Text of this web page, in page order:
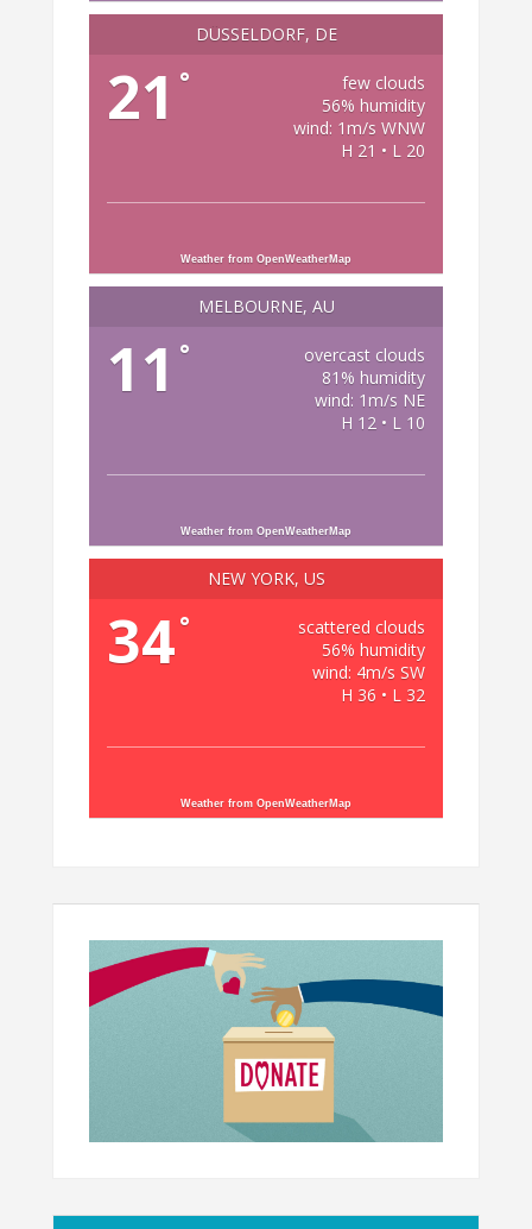
DÜSSELDORF, DE
21 °
few clouds
56% humidity
wind: 1m/s WNW
H 21 • L 20
Weather from OpenWeatherMap
MELBOURNE, AU
11 °
overcast clouds
81% humidity
wind: 1m/s NE
H 12 • L 10
Weather from OpenWeatherMap
NEW YORK, US
34°
scattered clouds
56% humidity
wind: 4m/s SW
H 36 • L 32
Weather from OpenWeatherMap